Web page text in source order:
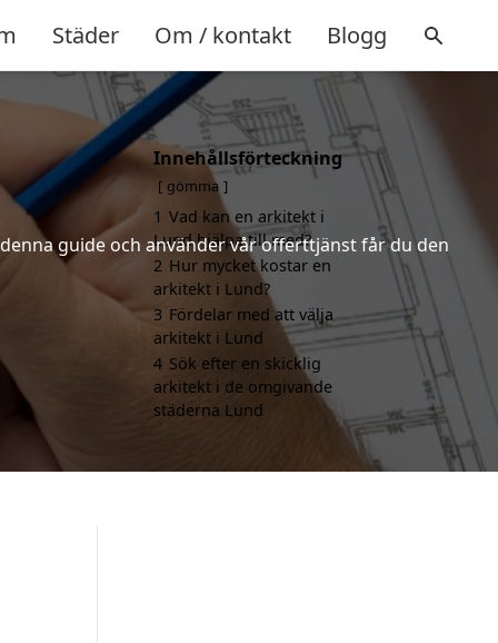
Städer Om / kontakt Blogg
guide och använder vår offerttjänst får du den
Innehållsförteckning
gömma
1 Vad kan en arkitekt i
Lund hjälpa till med?
2 Hur mycket kostar en
arkitekt i Lund?
3 Fördelar med att välja
arkitekt i Lund
4 Sök efter en skicklig
arkitekt i de omgivande
städerna Lund